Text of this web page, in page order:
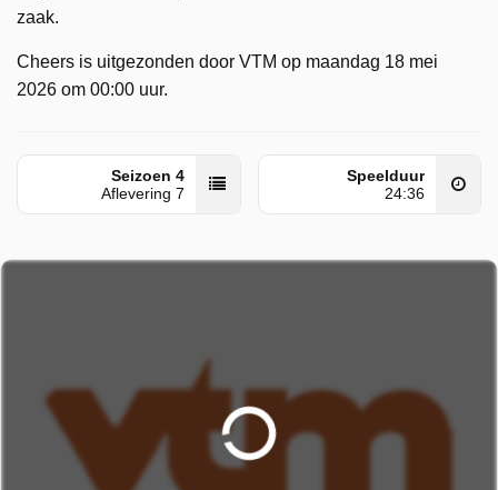
zaak.
Cheers is uitgezonden door VTM op maandag 18 mei
2026 om 00:00 uur.
Seizoen 4
Aflevering 7
Speelduur
24:36